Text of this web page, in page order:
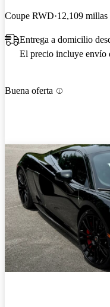
Coupe RWD 12,109 millas
Entrega a domicilio
El precio incluye envío
Buena oferta